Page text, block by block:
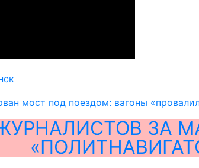
мост под поездом: вагоны
ЗА